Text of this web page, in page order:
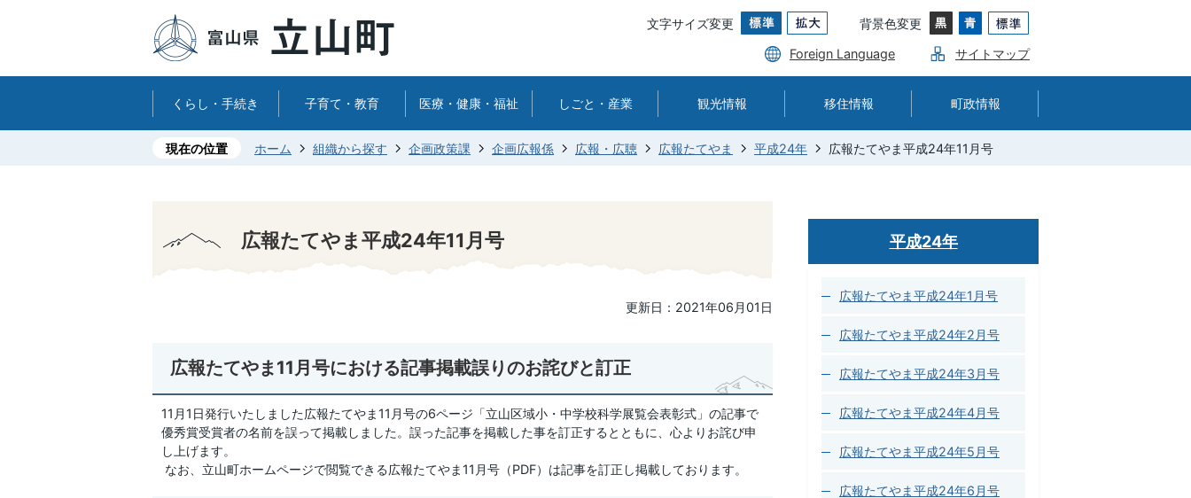
文字サイズ変更 背景色変更
Foreign Language サイトマップ
くらし・手続き 子育て・教育 医療・健康・福祉 しごと・産業 観光情報 移住情報 町政情報
現在の位置 ホーム 組織から探す 企画政策課 企画広報係 広報・広聴 広報たてやま 平成24年 広報たてやま平成24年11月号
広報たてやま平成24年11月号
更新日：2021年06月01日
広報たてやま11月号における記事掲載誤りのお詫びと訂正
11月1日発行いたしました広報たてやま11月号の6ページ「立山区域小・中学校科学展覧会表彰式」の記事で
優秀賞受賞者の名前を誤って掲載しました。誤った記事を掲載した事を訂正するとともに、心よりお詫び申
し上げます。
なお、立山町ホームページで閲覧できる広報たてやま11月号（PDF）は記事を訂正し掲載しております。
平成24年
広報たてやま平成24年1月号
広報たてやま平成24年2月号
広報たてやま平成24年3月号
広報たてやま平成24年4月号
広報たてやま平成24年5月号
広報たてやま平成24年6月号